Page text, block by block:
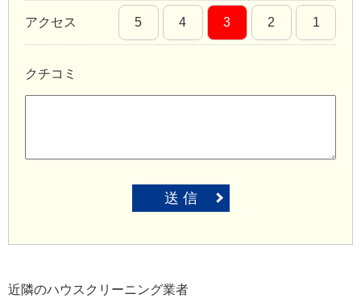
アクセス 5 4 3 2 1
クチコミ
送 信
近隣のハウスクリーニング業者